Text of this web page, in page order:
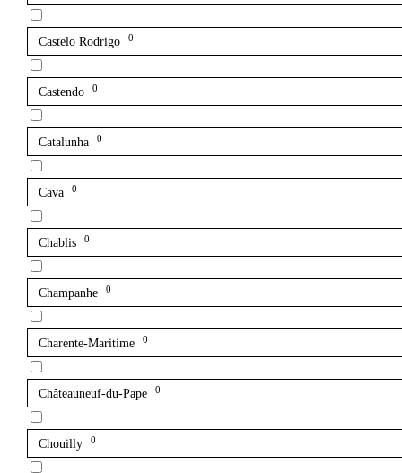
Castelo Rodrigo 0
Castendo 0
Catalunha 0
Cava 0
Chablis 0
Champanhe 0
Charente-Maritime 0
Châteauneuf-du-Pape 0
Chouilly 0